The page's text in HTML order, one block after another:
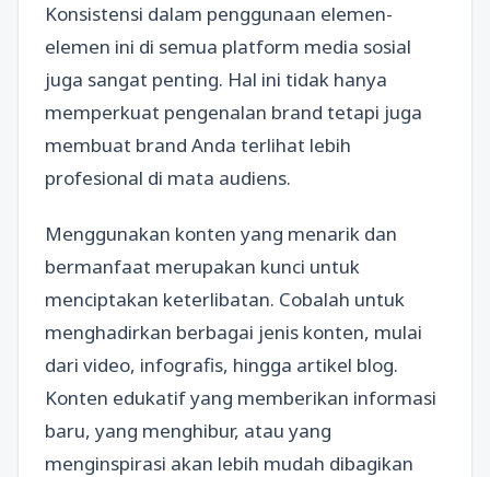
Konsistensi dalam penggunaan elemen-
elemen ini di semua platform media sosial
juga sangat penting. Hal ini tidak hanya
memperkuat pengenalan brand tetapi juga
membuat brand Anda terlihat lebih
profesional di mata audiens.
Menggunakan konten yang menarik dan
bermanfaat merupakan kunci untuk
menciptakan keterlibatan. Cobalah untuk
menghadirkan berbagai jenis konten, mulai
dari video, infografis, hingga artikel blog.
Konten edukatif yang memberikan informasi
baru, yang menghibur, atau yang
menginspirasi akan lebih mudah dibagikan